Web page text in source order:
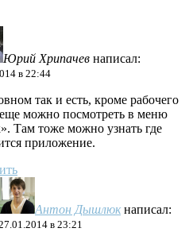
Юрий Хрипачев написал:
в 22:44
так и есть, кроме рабочего
еще можно посмотреть в меню
Там тоже можно узнать где
приложение.
Антон Дышлюк написал:
в 23:21